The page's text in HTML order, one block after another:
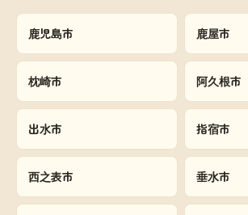
鹿児島市 鹿屋市
枕崎市 阿久根市
出水市 指宿市
西之表市 垂水市